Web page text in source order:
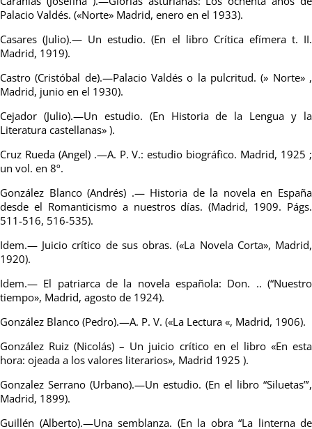
Palacio Valdés. («Norte» Madrid, enero en el 1933).
Casares (Julio).— Un estudio. (En el libro Crítica efímera t. II.
Madrid, 1919).
Castro (Cristóbal de).—Palacio Valdés o la pulcritud. (» Norte» ,
Madrid, junio en el 1930).
Cejador (Julio).—Un estudio. (En Historia de la Lengua y la
Literatura castellanas» ).
Cruz Rueda (Angel) .—A. P. V.: estudio biográfico. Madrid, 1925 ;
un vol. en 8º.
González Blanco (Andrés) .— Historia de la novela en España
desde el Romanticismo a nuestros días. (Madrid, 1909. Págs.
511-516, 516-535).
Idem.— Juicio crítico de sus obras. («La Novela Corta», Madrid,
1920).
Idem.— El patriarca de la novela española: Don. .. (“Nuestro
tiempo», Madrid, agosto de 1924).
González Blanco (Pedro).—A. P. V. («La Lectura «, Madrid, 1906).
González Ruiz (Nicolás) – Un juicio crítico en el libro «En esta
hora: ojeada a los valores literarios», Madrid 1925 ).
Gonzalez Serrano (Urbano).—Un estudio. (En el libro “Siluetas”’,
Madrid, 1899).
Guillén (Alberto).—Una semblanza. (En la obra “La linterna de